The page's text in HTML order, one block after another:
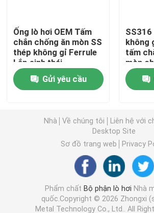
Ống hợp kim liền mạch
Ống nồi hơi áp suất cao
Tấm chắn ống nồi hơi
Vòi phun khí lò hơi
Thanh Chain Grate
Ống lò hơi OEM Tấm
chắn chống ăn mòn SS
thép không gỉ Ferrule
Lắp sinh thái
Gửi yêu cầu
SS316
không
tấm
mòn
OEM
Nhà Về chúng tôi
Liên hệ với
Desktop Site
Sơ đồ trang web
Privacy
Phẩm chất Bộ phận lò hơi Nhà
quốc.Copyright © 2026 Zhongxi
Metal Technology Co., Ltd.. All